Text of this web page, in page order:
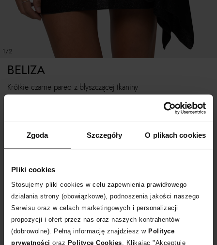
Zgoda Szczegóły O plikach cookies
Pliki cookies
Stosujemy pliki cookies w celu zapewnienia prawidłowego
działania strony (obowiązkowe), podnoszenia jakości naszego
Serwisu oraz w celach marketingowych i personalizacji
propozycji i ofert przez nas oraz naszych kontrahentów
(dobrowolne). Pełną informację znajdziesz w Polityce
prywatności oraz Polityce Cookies . Klikając "Akceptuję
1/2
Krótkie czarne pareo z błyszczącej tkaniny
BELIZA
ROZMIAR UNIWERSALNY
Dostawa od 0 zł
14 dni na zwrot towaru